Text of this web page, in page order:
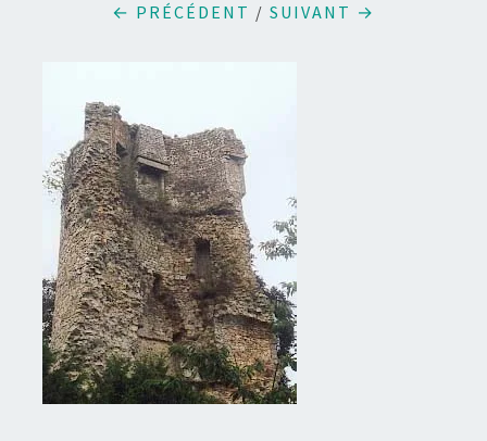
← PRÉCÉDENT / SUIVANT →